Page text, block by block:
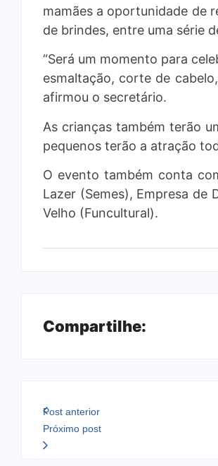
mamães a oportunidade de
de brindes, entre uma série
“Será um momento para
esmaltação, corte de
afirmou o secretário.
As crianças também terão
pequenos terão a atração
O evento também conta
Lazer (Semes), Empresa de
Velho (Funcultural).
Compartilhe:
Post anterior
Próximo post